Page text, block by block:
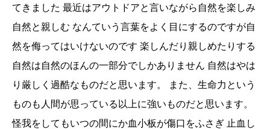
てきました 最近はアウトドアと言いながら自然を楽しみ
自然と親しむ なんていう言葉をよく目にするのですが自
然を侮ってはいけないのです 楽しんだり親しめたりする
自然は自然のほんの一部分でしかありません 自然はやは
り厳しく過酷なものだと思います。 また、生命力という
ものも人間が思っている以上に強いものだと思います。
怪我をしてもいつの間にか血小板が傷口をふさぎ 止血し